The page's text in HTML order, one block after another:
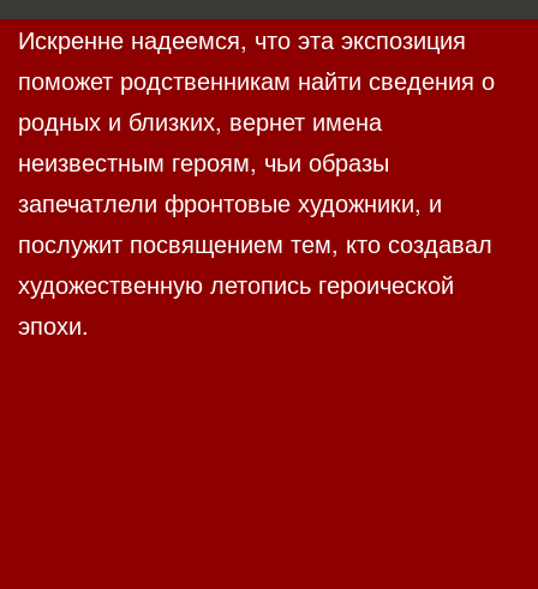
Искренне надеемся, что эта экспозиция
поможет родственникам найти сведения о
родных и близких, вернет имена
неизвестным героям, чьи образы
запечатлели фронтовые художники, и
послужит посвящением тем, кто создавал
художественную летопись героической
эпохи.